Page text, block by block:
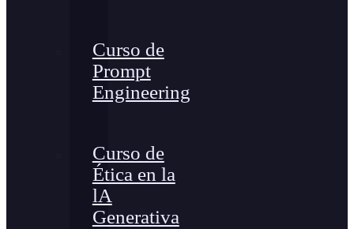
Curso de
Prompt
Engineering
Curso de
Ética en la
lA
Generativa